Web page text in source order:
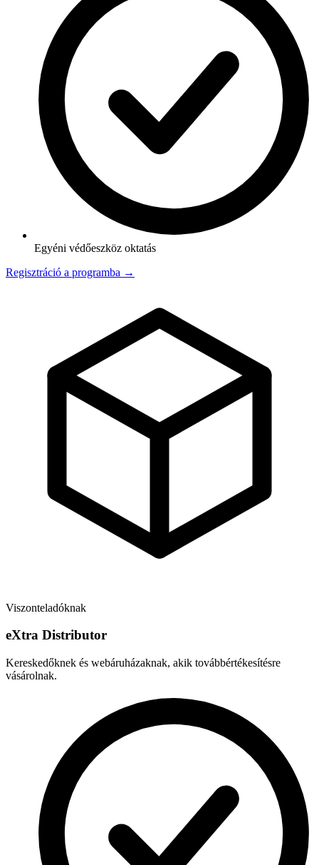
Egyéni védőeszköz oktatás
Regisztráció a programba →
Viszonteladóknak
eXtra Distributor
Kereskedőknek és webáruházaknak, akik továbbértékesítésre
vásárolnak.